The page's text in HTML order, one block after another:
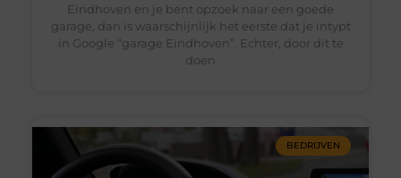
Eindhoven en je bent opzoek naar een goede
garage, dan is waarschijnlijk het eerste dat je intypt
in Google “garage Eindhoven”. Echter, door dit te
doen
BEDRIJVEN